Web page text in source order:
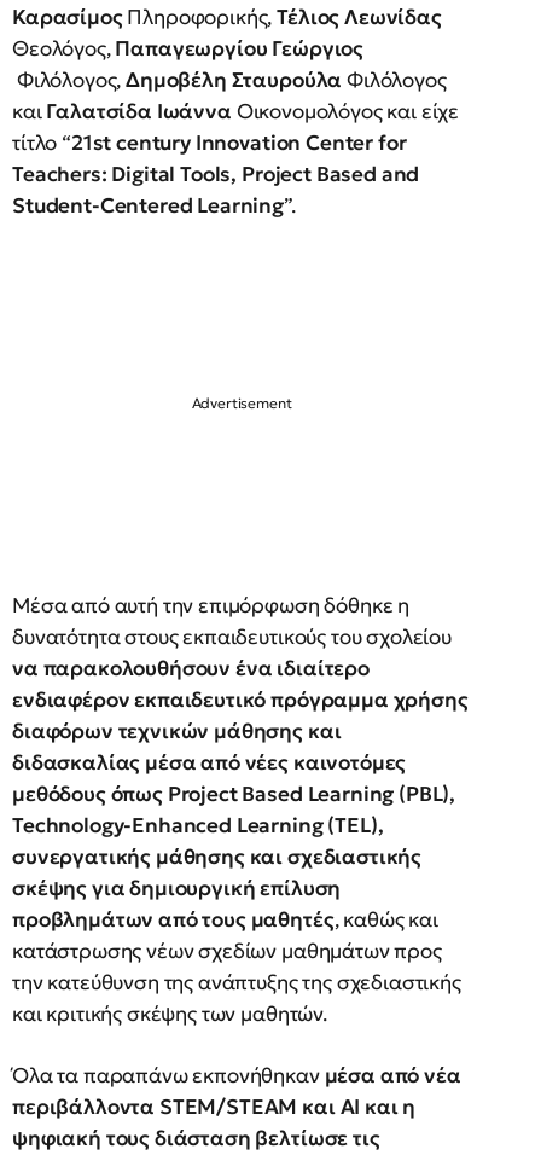
ΚαρασίμοςΠληροφορικής,Τέλιος Λεωνίδας
Θεολόγος,Παπαγεωργίου Γεώργιος
Φιλόλογος,Δημοβέλη Σταυρούλα Φιλόλογος
καιΓαλατσίδα Ιωάννα Οικονομολόγος και είχε
τίτλο “21st century Innovation Center for
Teachers: Digital Tools, Project Based and
Student-Centered Learning”.
Μέσα από αυτή την επιμόρφωση δόθηκε η
δυνατότητα στους εκπαιδευτικούς του σχολείου
να παρακολουθήσουν ένα ιδιαίτερο
ενδιαφέρον εκπαιδευτικό πρόγραμμα χρήσης
διαφόρων τεχνικών μάθησης και
διδασκαλίας μέσα από νέες καινοτόμες
μεθόδους όπως Project Based Learning (PBL),
Technology-Enhanced Learning (TEL),
συνεργατικής μάθησης και σχεδιαστικής
σκέψης για δημιουργική επίλυση
προβλημάτων από τους μαθητές, καθώς και
κατάστρωσης νέων σχεδίων μαθημάτων προς
την κατεύθυνση της ανάπτυξης της σχεδιαστικής
και κριτικής σκέψης των μαθητών.
Όλα τα παραπάνω εκπονήθηκαν μέσα από νέα
περιβάλλοντα STEM/STEAM και ΑΙ και η
ψηφιακή τους διάσταση βελτίωσε τις